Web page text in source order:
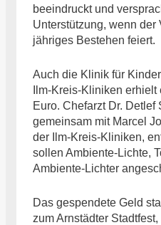
beeindruckt und
Unterstützung, wenn der
jähriges Bestehen feiert.
Auch die Klinik für
Ilm-Kreis-Kliniken
Euro. Chefarzt Dr.
gemeinsam mit Marcel
der Ilm-Kreis-Kliniken,
sollen Ambiente-Lichte,
Ambiente-Lichter
Das gespendete Geld
zum Arnstädter